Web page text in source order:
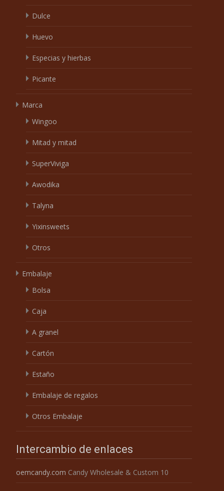
Dulce
Huevo
Especias y hierbas
Picante
Marca
Wingoo
Mitad y mitad
SuperViviga
Awodika
Talyna
Yixinsweets
Otros
Embalaje
Bolsa
Caja
A granel
Cartón
Estaño
Embalaje de regalos
Otros Embalaje
Intercambio de enlaces
oemcandy.com Candy Wholesale & Custom 10